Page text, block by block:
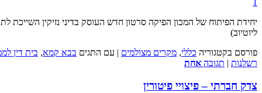
1
ליוטיוב)
פורסם בקטגוריה כללי, מקרים מצולמים עם התגים בבא קמא, בית דין
רשלנות
תגובה אחת
צדק חברתי – פיצויי פיטורין